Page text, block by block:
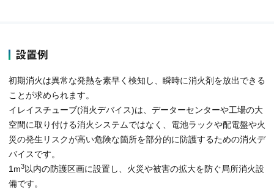
設置例
初期消火は異常な発熱を素早く検知し、瞬時に消火剤を放出できる
ことが求められます。
イレイスチューブ(消火デバイス)は、データーセンターや工場の大
空間に取り付ける消火システムではなく、電池ラックや配電盤や火
災の発生リスクが高い危険な箇所を部分的に防護するための消火デ
バイスです。
1m3以内の防護区画に設置し、火災や被害の拡大を防ぐ局所消火設
備です。